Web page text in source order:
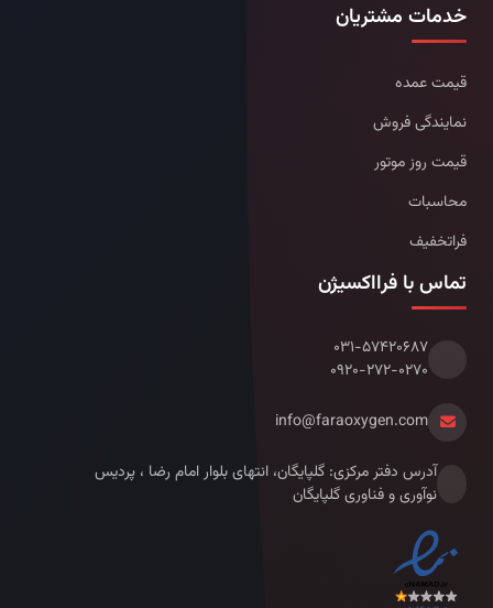
خدمات مشتریان
قیمت عمده
نمایندگی فروش
قیمت روز موتور
محاسبات
فراتخفیف
تماس با فرااکسیژن
۰۳۱-۵۷۴۲۰۶۸۷
۰۹۲۰-۲۷۲-۰۲۷۰
info@faraoxygen.com
آدرس دفتر مرکزی: گلپایگان، انتهای بلوار امام رضا ، پردیس
نوآوری و فناوری گلپایگان